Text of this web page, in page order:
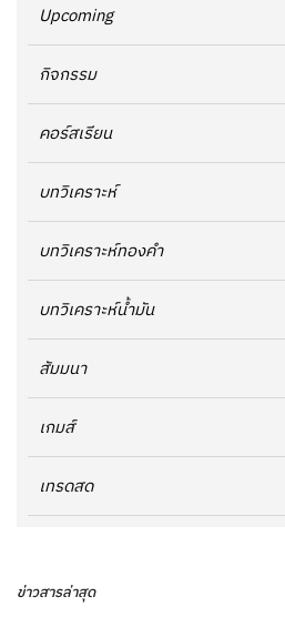
Upcoming
กิจกรรม
คอร์สเรียน
บทวิเคราะห์
บทวิเคราะห์ทองคำ
บทวิเคราะห์น้ำมัน
สัมมนา
เกมส์
เทรดสด
ข่าวสารล่าสุด